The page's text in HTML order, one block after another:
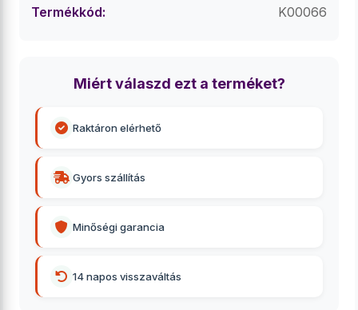
Termékkód: K00066
Miért válaszd ezt a terméket?
Raktáron elérhető
Gyors szállítás
Minőségi garancia
14 napos visszaváltás